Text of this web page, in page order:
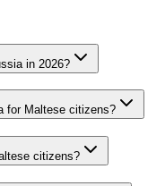
in 2026?
for Maltese citizens?
citizens?